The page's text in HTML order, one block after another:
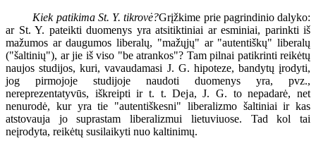
Kiek patikima St. Y. tikrovė?Grįžkime prie pagrindinio dalyko:
ar St. Y. pateikti duomenys yra atsitiktiniai ar esminiai, parinkti iš
mažumos ar daugumos liberalų, "mažųjų" ar "autentiškų" liberalų
("šaltinių"), ar jie iš viso "be atrankos"? Tam pilnai patikrinti reikėtų
naujos studijos, kuri, vavaudamasi J. G. hipoteze, bandytų įrodyti,
jog pirmojoje studijoje naudoti duomenys yra, pvz.,
nereprezentatyvūs, iškreipti ir t. t. Deja, J. G. to nepadarė, net
nenurodė, kur yra tie "autentiškesni" liberalizmo šaltiniai ir kas
atstovauja jo suprastam liberalizmui lietuviuose. Tad kol tai
neįrodyta, reikėtų susilaikyti nuo kaltinimų.